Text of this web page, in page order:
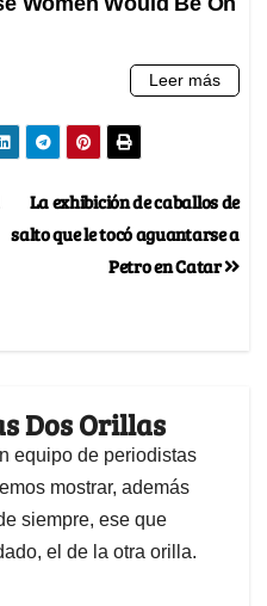
La exhibición de caballos de
salto que le tocó aguantarse a
Petro en Catar
Dos Orillas
equipo de periodistas
mostrar, además
siempre, ese que
el de la otra orilla.